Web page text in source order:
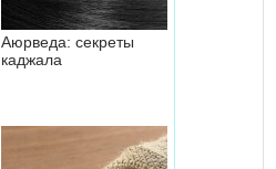
Аюрведа: секреты
каджала